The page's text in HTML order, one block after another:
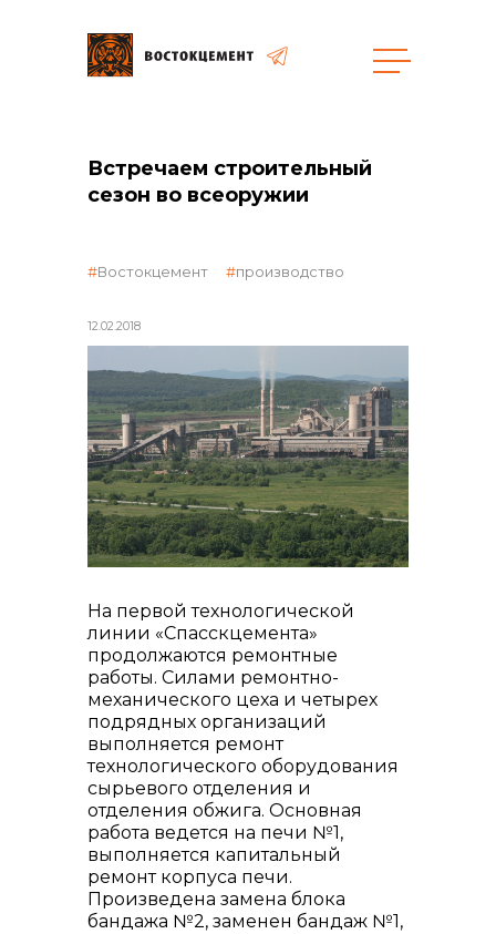
реализация неликвидов
контакты отдела закупок
Встречаем строительный
сезон во всеоружии
12.02.2018
Востокцемент производство
На первой технологической
линии «Спасскцемента»
продолжаются ремонтные
работы. Силами ремонтно-
механического цеха и четырех
подрядных организаций
выполняется ремонт
технологического оборудования
сырьевого отделения и
отделения обжига. Основная
работа ведется на печи №1,
выполняется капитальный
ремонт корпуса печи.
Произведена замена блока
бандажа №2, заменен бандаж №1,